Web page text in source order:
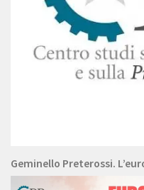
Geminello Preterossi.